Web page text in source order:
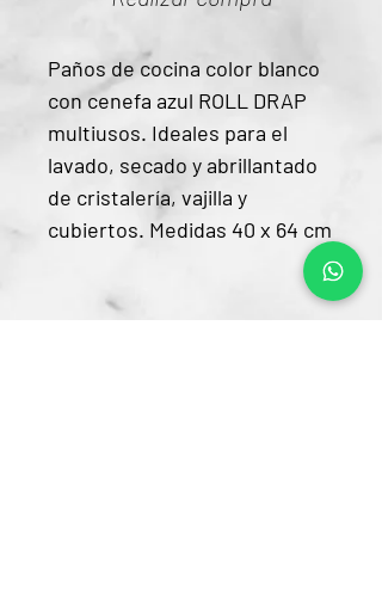
Paños de cocina color blanco
con cenefa azul ROLL DRAP
multiusos. Ideales para el
lavado, secado y abrillantado
de cristalería, vajilla y
cubiertos. Medidas 40 x 64 cm